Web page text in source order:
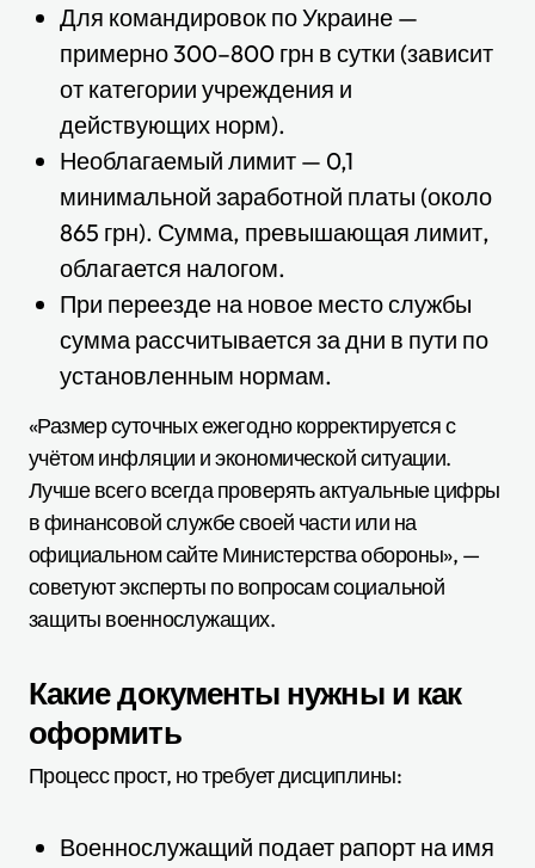
Для командировок по Украине —
примерно 300–800 грн в сутки (зависит
от категории учреждения и
действующих норм).
Необлагаемый лимит — 0,1
минимальной заработной платы (около
865 грн). Сумма, превышающая лимит,
облагается налогом.
При переезде на новое место службы
сумма рассчитывается за дни в пути по
установленным нормам.
«Размер суточных ежегодно корректируется с
учётом инфляции и экономической ситуации.
Лучше всего всегда проверять актуальные цифры
в финансовой службе своей части или на
официальном сайте Министерства обороны», —
советуют эксперты по вопросам социальной
защиты военнослужащих.
Какие документы нужны и как
оформить
Процесс прост, но требует дисциплины:
Военнослужащий подает рапорт на имя